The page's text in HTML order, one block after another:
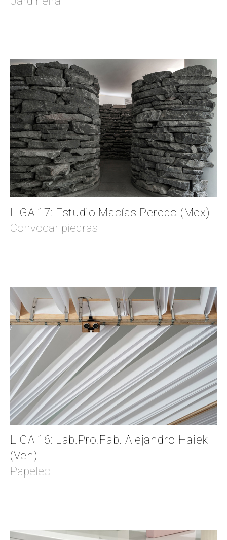
LIGA 17: Estudio Macías Peredo (Mex)
Convocar piedras
LIGA 16: Lab.Pro.Fab. Alejandro Haiek
(Ven)
Papeleo